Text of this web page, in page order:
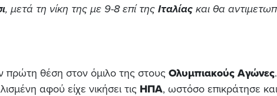
, μετά τη νίκη της με 9-8 επί της Ιταλίας και θα
πρώτη θέση στον όμιλο της στους Ολυμπιακούς Αγώνες
αφού είχε νικήσει τις ΗΠΑ, ωστόσο επικράτησε